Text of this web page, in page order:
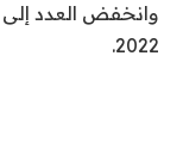
2022.